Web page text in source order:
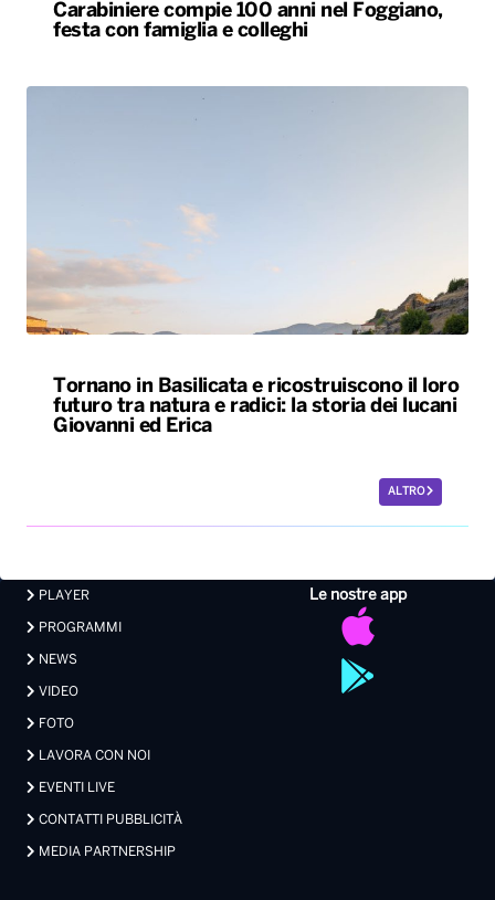
Carabiniere compie 100 anni nel Foggiano,
festa con famiglia e colleghi
Tornano in Basilicata e ricostruiscono il loro
futuro tra natura e radici: la storia dei lucani
Giovanni ed Erica
ALTRO
Le nostre app
PLAYER
PROGRAMMI
NEWS
VIDEO
FOTO
LAVORA CON NOI
EVENTI LIVE
CONTATTI PUBBLICITÀ
MEDIA PARTNERSHIP